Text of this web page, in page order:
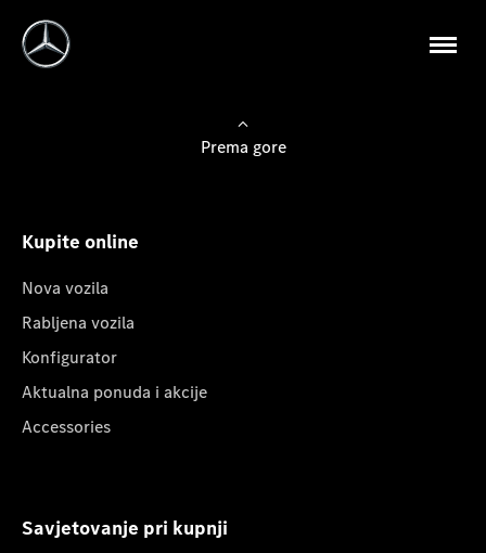
Prema gore
Kupite online
Nova vozila
Rabljena vozila
Konfigurator
Aktualna ponuda i akcije
Accessories
Savjetovanje pri kupnji